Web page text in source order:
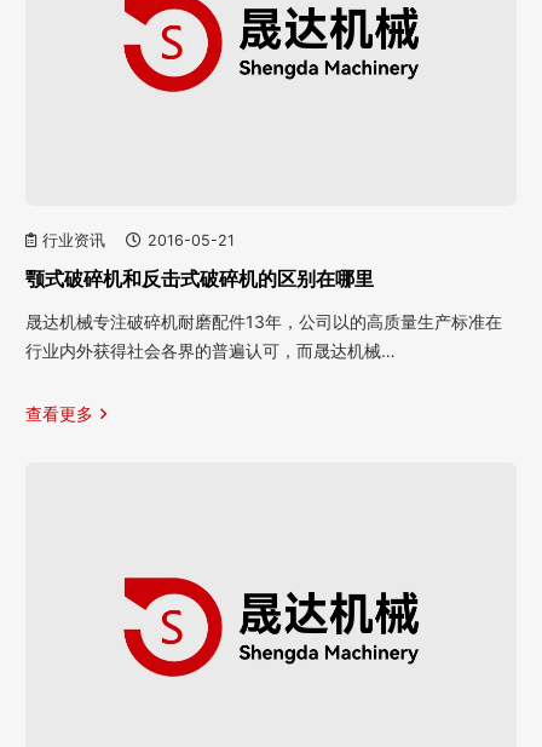
行业资讯 2016-05-21
颚式破碎机和反击式破碎机的区别在哪里
晟达机械专注破碎机耐磨配件13年，公司以的高质量生产标准在
行业内外获得社会各界的普遍认可，而晟达机械…
查看更多